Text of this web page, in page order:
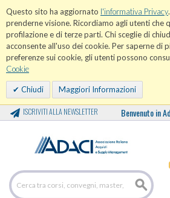
Questo sito ha aggiornato l'informativa Privacy
prenderne visione. Ricordiamo agli utenti che
profilazione e di terze parti. Chi sceglie di
acconsente all'uso dei cookie. Per saperne di
preferenze sui cookie, gli utenti possono
Cookie
Chiudi Maggiori Informazioni
ISCRIVITI ALLA NEWSLETTER Benvenuto in